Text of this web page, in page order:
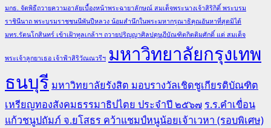
มกธ. จัดพิธีถวายความอาลัยเบื้องหน้าพระฉายาลักษณ์ สมเด็จพระนางเจ้าสิริกิติ์ พระบรม
ราชินีนาถ พระบรมราชชนนีพันปีหลวง น้อมสำนึกในพระมหากรุณาธิคุณอันหาที่สุดมิได้
มทร.รัตนโกสินทร์ เข้าเฝ้าทูลเกล้าฯ ถวายปริญญาศิลปดุษฎีบัณฑิตกิตติมศักดิ์ แด่ สมเด็จ
พระเจ้าลูกยาเธอ เจ้าฟ้าสิริวัณณวรีฯ มหาวิทยาลัยกรุงเทพ
ธนบุรี มหาวิทยาลัยรังสิต มอบรางวัลเชิดชูเกียรติบัณฑิต
เหรียญทองสังคมธรรมาธิปไตย ประจำปี ๒๕๖๗ ร.ร.คำเขื่อน
แก้วชนูปถัมภ์ จ.ยโสธร คว้าแชมป์หนูน้อยเจ้าเวหา (รอบพิเศษ)